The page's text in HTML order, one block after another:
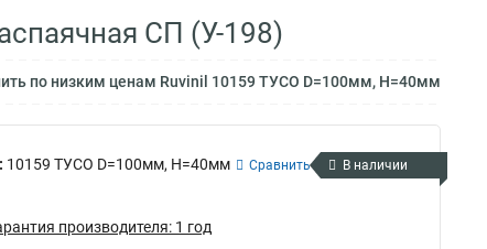
СП (У-198)
по низким ценам Ruvinil 10159 ТУСО D=100мм, H=40мм
10159 ТУСО D=100мм, H=40мм Сравнить В наличии
производителя: 1 год